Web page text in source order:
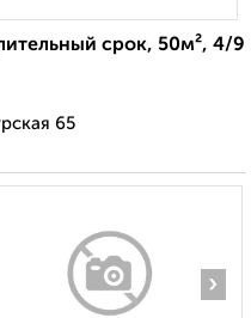
срок, 50м², 4/9
65
›